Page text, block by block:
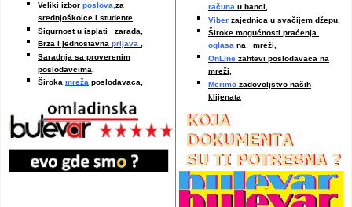
Veliki izbor poslova,za
srednjoškolce i studente,
Sigurnost u isplati zarada,
Brza i jednostavna prijava ,
Saradnja sa proverenim
poslodavcima,
Široka mreža poslodavaca,
računa u banci,
Viber zajednica u svačijem džepu,
Široke mogućnosti praćenja
oglasa na mreži,
OnLine zahtevi poslodavaca na
mreži,
Merimo zadovoljstvo naših
klijenata